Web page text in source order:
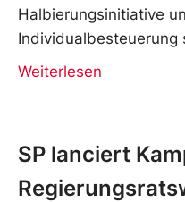
Halbierungsinitiative
Individualbesteuerung
Weiterlesen
SP lanciert